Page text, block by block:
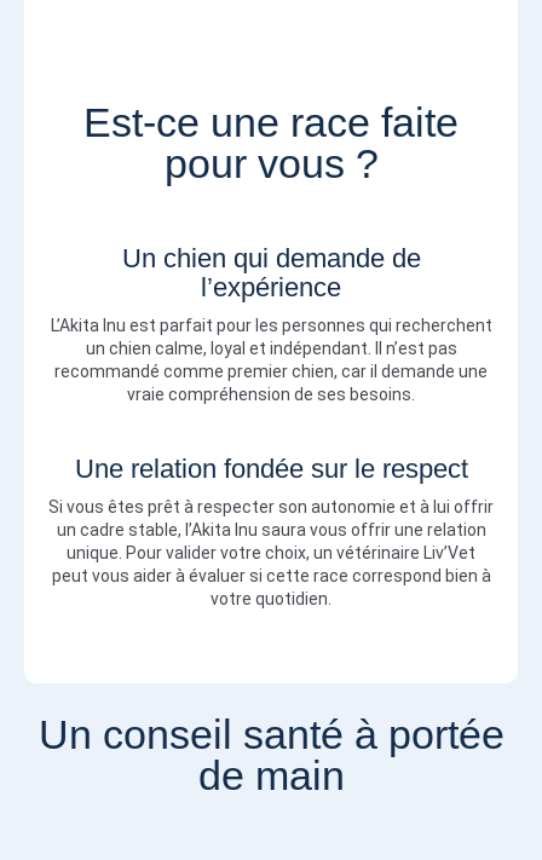
Est-ce une race faite
pour vous ?
Un chien qui demande de
l’expérience
L’Akita Inu est parfait pour les personnes qui recherchent
un chien calme, loyal et indépendant. Il n’est pas
recommandé comme premier chien, car il demande une
vraie compréhension de ses besoins.
Une relation fondée sur le respect
Si vous êtes prêt à respecter son autonomie et à lui offrir
un cadre stable, l’Akita Inu saura vous offrir une relation
unique. Pour valider votre choix, un vétérinaire Liv’Vet
peut vous aider à évaluer si cette race correspond bien à
votre quotidien.
Un conseil santé à portée
de main